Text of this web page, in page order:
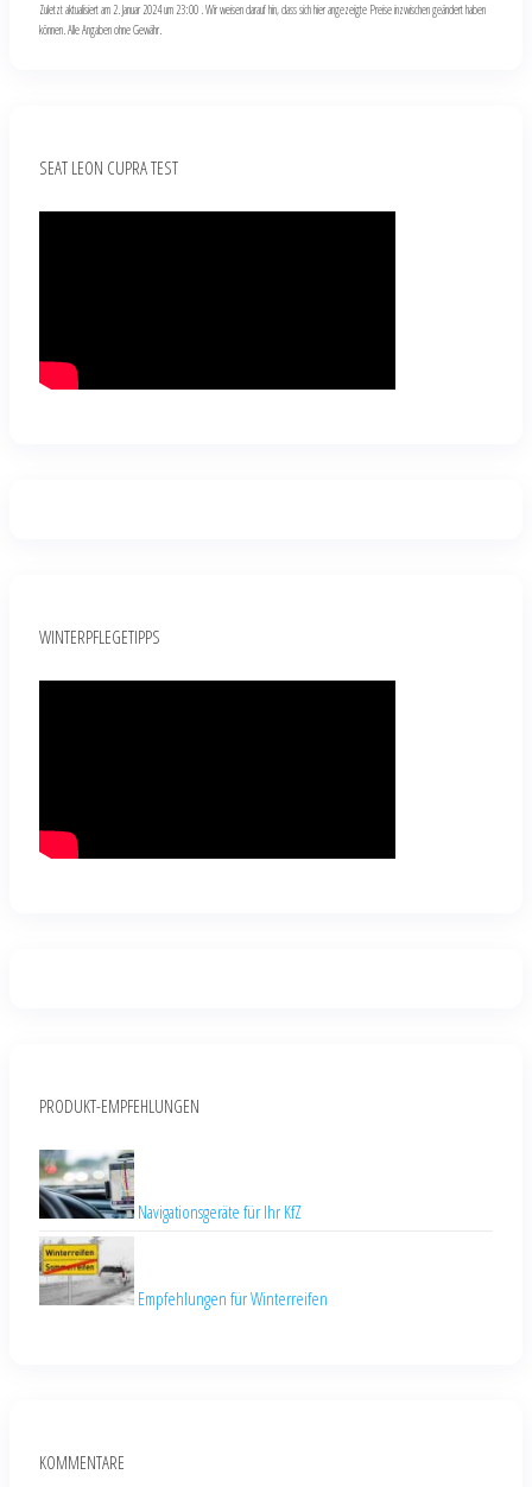
Zuletzt aktualisiert am 2. Januar 2024 um 23:00 . Wir weisen darauf hin, dass sich hier angezeigte Preise inzwischen geändert haben
können. Alle Angaben ohne Gewähr.
SEAT LEON CUPRA TEST
WINTERPFLEGETIPPS
PRODUKT-EMPFEHLUNGEN
Navigationsgeräte für Ihr KfZ
Empfehlungen für Winterreifen
KOMMENTARE